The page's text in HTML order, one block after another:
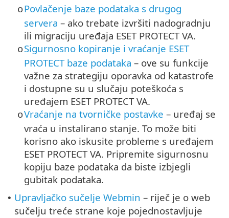
oPovlačenje baze podataka s drugog
servera – ako trebate izvršiti nadogradnju
ili migraciju uređaja ESET PROTECT VA.
oSigurnosno kopiranje i vraćanje ESET
PROTECT baze podataka – ove su funkcije
važne za strategiju oporavka od katastrofe
i dostupne su u slučaju poteškoća s
uređajem ESET PROTECT VA.
oVraćanje na tvorničke postavke – uređaj se
vraća u instalirano stanje. To može biti
korisno ako iskusite probleme s uređajem
ESET PROTECT VA. Pripremite sigurnosnu
kopiju baze podataka da biste izbjegli
gubitak podataka.
• Upravljačko sučelje Webmin – riječ je o web
sučelju treće strane koje pojednostavljuje